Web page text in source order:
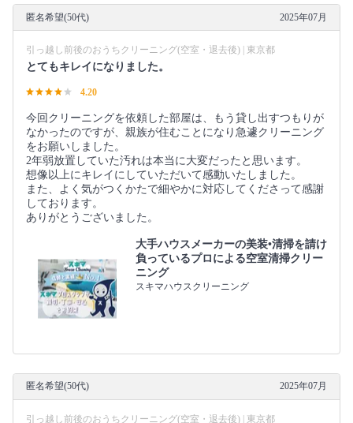
匿名希望(50代) 2025年07月
引っ越し前後のおうちクリーニング(空室・退去後) | 東京都
とてもキレイになりました。
4.20
今回クリーニングを依頼した部屋は、もう貸し出すつもりが
なかったのですが、親族が住むことになり急遽クリーニング
をお願いしました。
2年弱放置していた汚れは本当に大変だったと思います。
想像以上にキレイにしていただいて感動いたしました。
また、よく気がつくかたで細やかに対応してくださって感謝
しております。
ありがとうございました。
大手ハウスメーカーの美装•清掃を請け
負っているプロによる空室清掃クリー
ニング
スキマハウスクリーニング
匿名希望(50代) 2025年07月
引っ越し前後のおうちクリーニング(空室・退去後) | 東京都